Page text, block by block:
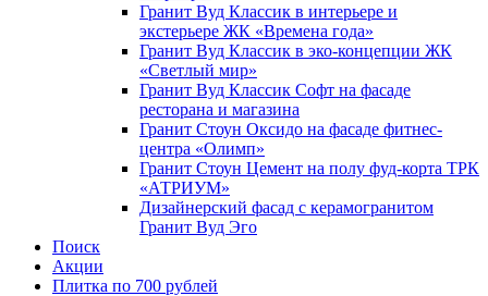
Гранит Вуд Классик в интерьере и
экстерьере ЖК «Времена года»
Гранит Вуд Классик в эко-концепции ЖК
«Светлый мир»
Гранит Вуд Классик Софт на фасаде
ресторана и магазина
Гранит Стоун Оксидо на фасаде фитнес-
центра «Олимп»
Гранит Стоун Цемент на полу фуд-корта ТРК
«АТРИУМ»
Дизайнер­ский фасад с керамогранитом
Гранит Вуд Эго
Поиск
Акции
Плитка по 700 рублей